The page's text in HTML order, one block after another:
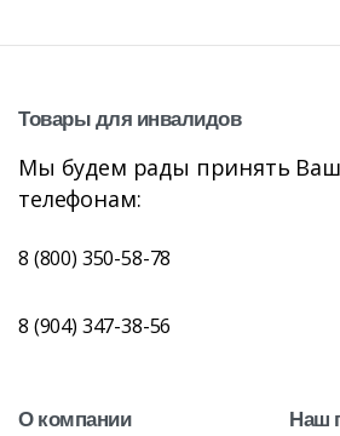
Товарыдля инвалидов
Мы будем рады принять
телефонам:
8 (800) 350-58-78
8 (904) 347-38-56
Окомпании Наш